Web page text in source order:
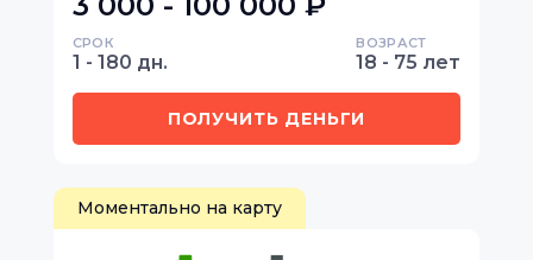
СРОК
1 - 180 дн.
ВОЗРАСТ
18 - 75 лет
ПОЛУЧИТЬ ДЕНЬГИ
Моментально на карту